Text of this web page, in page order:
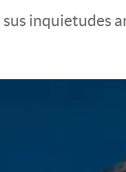
inquietudes